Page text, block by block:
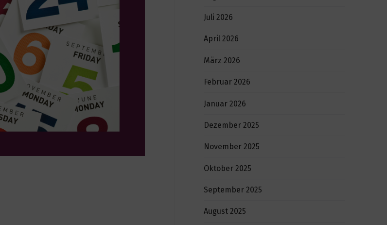
Juli 2026
April 2026
März 2026
Februar 2026
Januar 2026
Dezember 2025
November 2025
Oktober 2025
September 2025
August 2025